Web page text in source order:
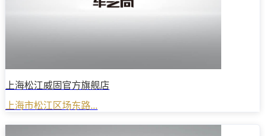
上海松江威固官方旗舰店
上海市松江区场东路...